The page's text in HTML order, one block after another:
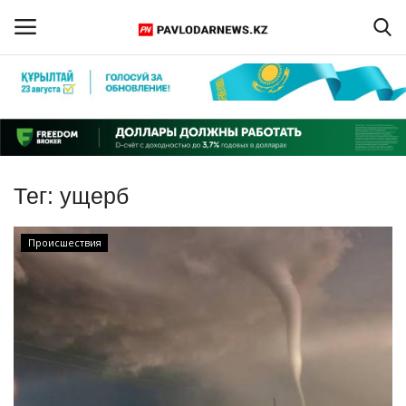
Регистрация
Главная
Обратная связь
ПАВЛОДАРСКАЯ ОБЛАСТЬ
СПЕЦПРОЕКТЫ
Тег: ущерб
Происшествия